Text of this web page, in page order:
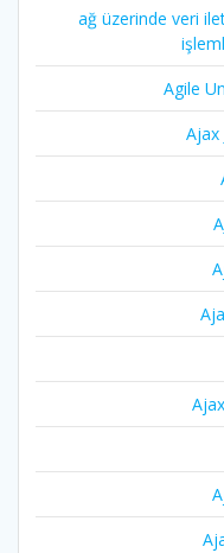
ağ üzerinde veri
Agile
Ajax